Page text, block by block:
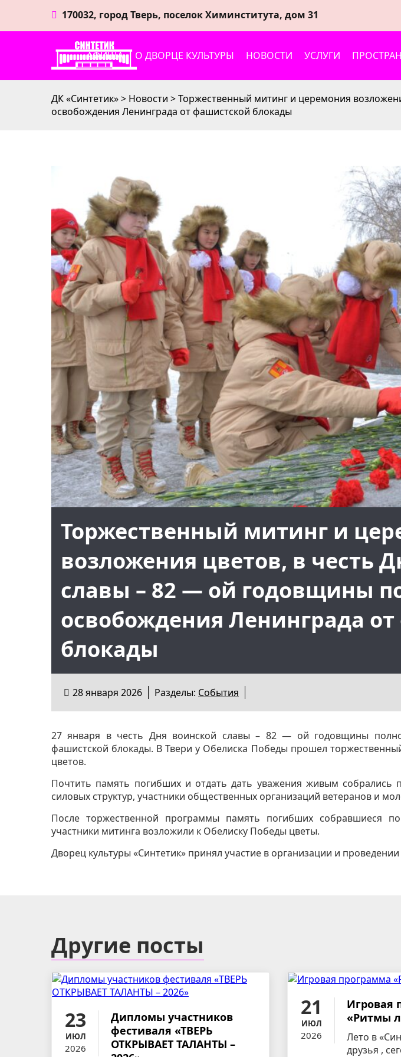
170032, город Тверь, поселок Химинститута, дом 31
АФИША О ДВОРЦЕ КУЛЬТУРЫ НОВОСТИ УСЛУГИ
ДК «Синтетик»> Новости >Торжественный митинг и церемония
освобождения Ленинграда от фашистской блокады
Торжественный митинг и
возложения цветов, в честь
славы – 82 — ой годовщины
освобождения Ленинграда
блокады
28 января 2026 Разделы: События
27 января в честь Дня воинской славы – 82 — ой годовщины
фашистской блокады. В Твери у Обелиска Победы прошел
цветов.
Почтить память погибших и отдать дать уважения живым собрались
силовых структур, участники общественных организаций ветеранов и
После торжественной программы память погибших собравшиеся
участники митинга возложили к Обелиску Победы цветы.
Дворец культуры «Синтетик» принял участие в организации и
Другие посты
23
ИЮЛ
2026
Дипломы участников
фестиваля «ТВЕРЬ
ОТКРЫВАЕТ ТАЛАНТЫ –
21
ИЮЛ
2026
Игровая
«Ритмы
Лето в
друзья ,